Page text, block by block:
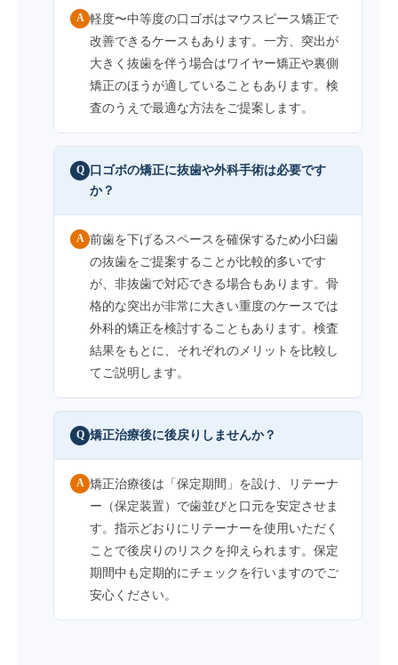
A 軽度〜中等度の口ゴボはマウスピース矯正で
改善できるケースもあります。一方、突出が
大きく抜歯を伴う場合はワイヤー矯正や裏側
矯正のほうが適していることもあります。検
査のうえで最適な方法をご提案します。
Q
口ゴボの矯正に抜歯や外科手術は必要です
か？
A 前歯を下げるスペースを確保するため小臼歯
の抜歯をご提案することが比較的多いです
が、非抜歯で対応できる場合もあります。骨
格的な突出が非常に大きい重度のケースでは
外科的矯正を検討することもあります。検査
結果をもとに、それぞれのメリットを比較し
てご説明します。
Q 矯正治療後に後戻りしませんか？
A 矯正治療後は「保定期間」を設け、リテーナ
ー（保定装置）で歯並びと口元を安定させま
す。指示どおりにリテーナーを使用いただく
ことで後戻りのリスクを抑えられます。保定
期間中も定期的にチェックを行いますのでご
安心ください。